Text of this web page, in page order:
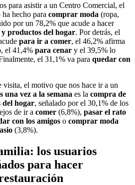
para asistir a un Centro Comercial, el
hecho para comprar moda (ropa,
por un 78,2% que acude a hacer
productos del hogar. Por detrás, el
para ir a comer, el 46,2% afirma
, el 41,4% para cenar y el 39,5% lo
el 31,1% va para quedar con
visita, el motivo que nos hace ir a un
una vez a la semana es la compra de
del hogar, señalado por el 30,1% de los
de ir a comer (6,8%), pasar el rato
con los amigos o comprar moda
(3,8%).
los usuarios
para hacer